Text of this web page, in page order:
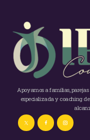
Apoyamos a familias, parejas
especializada y coaching